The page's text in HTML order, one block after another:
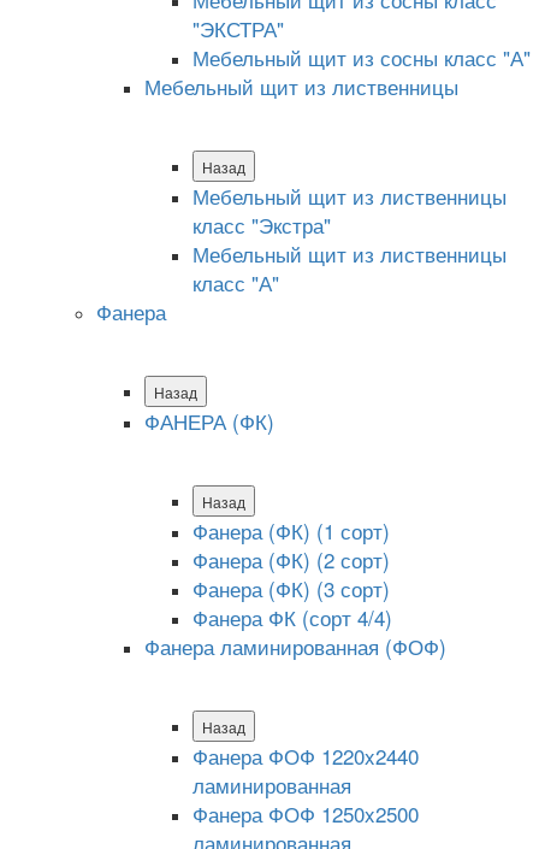
"ЭКСТРА"
Мебельный щит из сосны класс "А"
Мебельный щит из лиственницы
Назад
Мебельный щит из лиственницы
класс "Экстра"
Мебельный щит из лиственницы
класс "А"
Фанера
Назад
ФАНЕРА (ФК)
Назад
Фанера (ФК) (1 сорт)
Фанера (ФК) (2 сорт)
Фанера (ФК) (3 сорт)
Фанера ФК (сорт 4/4)
Фанера ламинированная (ФОФ)
Назад
Фанера ФОФ 1220x2440
ламинированная
Фанера ФОФ 1250x2500
ламинированная